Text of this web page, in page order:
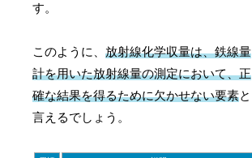
す。
このように、放射線化学収量は、鉄線量
計を用いた放射線量の測定において、正
確な結果を得るために欠かせない要素と
言えるでしょう。